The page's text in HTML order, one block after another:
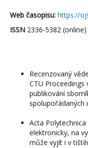
Web časopisu: https://
ISSN 2336-5382 (online)
Recenzovaný
CTU Proceedings
publikování
spolupořádaných
Acta
elektronicky, na
může vyjít i v